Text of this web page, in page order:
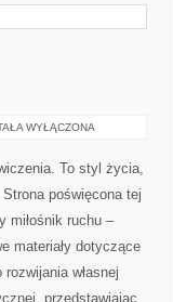
WYŁĄCZONA
To styl życia,
poświęcona tej
miłośnik ruchu –
materiały dotyczące
własnej
przedstawiając